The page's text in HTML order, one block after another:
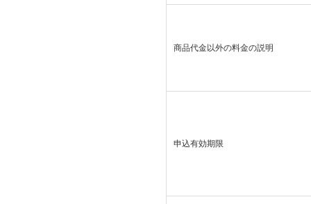
商品代金以外の料金の説明
申込有効期限